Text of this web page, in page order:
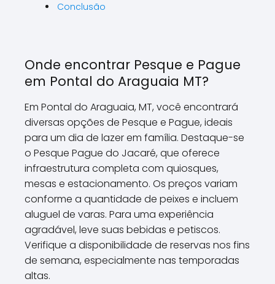
Conclusão
Onde encontrar Pesque e Pague
em Pontal do Araguaia MT?
Em Pontal do Araguaia, MT, você encontrará
diversas opções de Pesque e Pague, ideais
para um dia de lazer em família. Destaque-se
o Pesque Pague do Jacaré, que oferece
infraestrutura completa com quiosques,
mesas e estacionamento. Os preços variam
conforme a quantidade de peixes e incluem
aluguel de varas. Para uma experiência
agradável, leve suas bebidas e petiscos.
Verifique a disponibilidade de reservas nos fins
de semana, especialmente nas temporadas
altas.